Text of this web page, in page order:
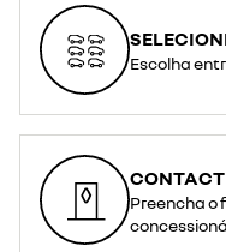
Escolha
Preencha o